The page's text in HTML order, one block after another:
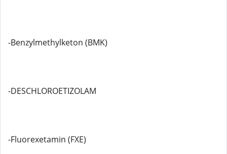
-Benzylmethylketon (BMK)
-DESCHLOROETIZOLAM
-Fluorexetamin (FXE)